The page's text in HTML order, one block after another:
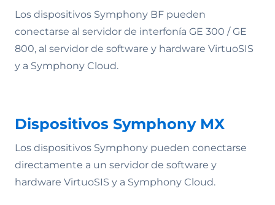
Los dispositivos Symphony BF pueden
conectarse al servidor de interfonía GE 300 / GE
800, al servidor de software y hardware VirtuoSIS
y a Symphony Cloud.
Dispositivos Symphony MX
Los dispositivos Symphony pueden conectarse
directamente a un servidor de software y
hardware VirtuoSIS y a Symphony Cloud.